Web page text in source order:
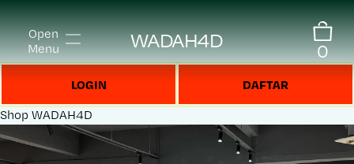
Open
Menu
WADAH4D 0
LOGIN DAFTAR
Shop WADAH4D